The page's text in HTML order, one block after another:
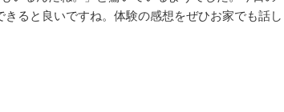
ると良いですね。体験の感想をぜひお家でも話し